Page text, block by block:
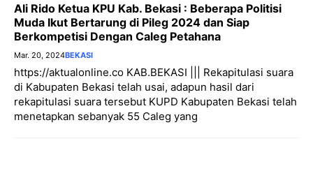
Ali Rido Ketua KPU Kab. Bekasi : Beberapa Politisi
Muda Ikut Bertarung di Pileg 2024 dan Siap
Berkompetisi Dengan Caleg Petahana
Mar. 20, 2024BEKASI
https://aktualonline.co KAB.BEKASI ||| Rekapitulasi suara
di Kabupaten Bekasi telah usai, adapun hasil dari
rekapitulasi suara tersebut KUPD Kabupaten Bekasi telah
menetapkan sebanyak 55 Caleg yang